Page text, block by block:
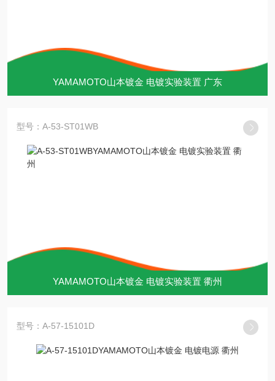
YAMAMOTO山本镀金 电镀实验装置 广东
型号：A-53-ST01WB
YAMAMOTO山本镀金 电镀实验装置 衢州
型号：A-57-15101D